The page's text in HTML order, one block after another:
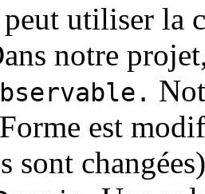
utiliser la
notre
est
sont